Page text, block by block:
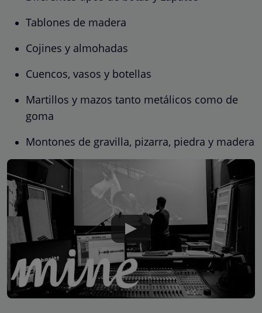
Tablones de madera
Cojines y almohadas
Cuencos, vasos y botellas
Martillos y mazos tanto metálicos como de
goma
Montones de gravilla, pizarra, piedra y madera